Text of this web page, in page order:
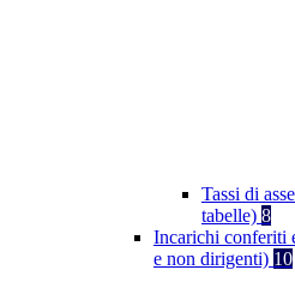
Tassi di
tabelle) 8
Incarichi conferiti
e non dirigenti) 10